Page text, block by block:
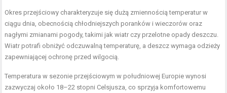
Okres przejściowy charakteryzuje się dużą zmiennością temperatur w
ciągu dnia, obecnością chłodniejszych poranków i wieczorów oraz
nagłymi zmianami pogody, takimi jak wiatr czy przelotne opady deszczu.
Wiatr potrafi obniżyć odczuwalną temperaturę, a deszcz wymaga odzieży
zapewniającej ochronę przed wilgocią.
Temperatura w sezonie przejściowym w południowej Europie wynosi
zazwyczaj około 18–22 stopni Celsjusza, co sprzyja komfortowemu